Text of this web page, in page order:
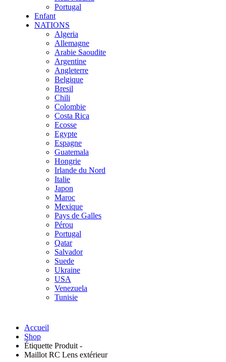
Portugal
Enfant
NATIONS
Algeria
Allemagne
Arabie Saoudite
Argentine
Angleterre
Belgique
Bresil
Chili
Colombie
Costa Rica
Ecosse
Egypte
Espagne
Guatemala
Hongrie
Irlande du Nord
Italie
Japon
Maroc
Mexique
Pays de Galles
Pérou
Portugal
Qatar
Salvador
Suede
Ukraine
USA
Venezuela
Tunisie
Accueil
Shop
Étiquette Produit -
Maillot RC Lens extérieur